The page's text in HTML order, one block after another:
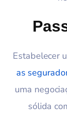
Estabelecer
as
uma
sólida